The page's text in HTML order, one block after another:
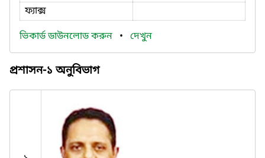
ফ্যাক্স
ভিকার্ড ডাউনলোড করুন • দেখুন
প্রশাসন-১ অনুবিভাগ